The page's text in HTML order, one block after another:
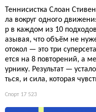
Теннисистка Слоан
ла вокруг одного
р в каждом из 10
азывая, что объём не
отокол — это три
ется на 8 повторений, а
урнику. Результат —
ться, и сила, которая
Спорт 17 523